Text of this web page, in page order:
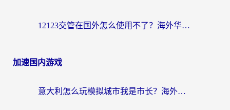
12123交管在国外怎么使用不了？海外华人必看的无缝访问国内资源指南
加速国内游戏
意大利怎么玩模拟城市我是市长？海外党国服游戏加速终极攻略（附三国3量子特攻解决办法）